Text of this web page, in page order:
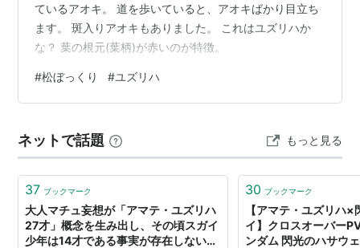
ているアオキ。 道を歩いていると、アオキばかり目立ち
ます。 斑入りアオキもありました。 これはユズリハか
な？ 葉の根元(葉柄)が赤いのが特徴。
#松ぼっくり #ユズリハ
ネットで話題 もっと見る
37 ブックマーク
大人マチュ妄想が「アマテ・ユズリハ
27才」概念を生み出し、その頃スガイ
少年は14才である事実が存在しない記
30 ブックマーク
【アマテ・ユズリハ
イ】クロスオーバー
ンダム 閃光のハサウ